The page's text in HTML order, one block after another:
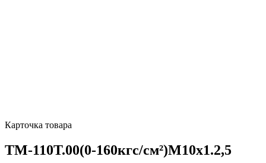
Карточка товара
ТМ-110Т.00(0-160кгс/см²)M10x1.2,5